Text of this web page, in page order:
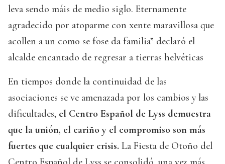
leva sendo máis de medio siglo. Eternamente
agradecido por atoparme con xente maravillosa que
acollen a un como se fose da familia” declaró el
alcalde encantado de regresar a tierras helvéticas
En tiempos donde la continuidad de las
asociaciones se ve amenazada por los cambios y las
dificultades, el Centro Español de Lyss demuestra
que la unión, el cariño y el compromiso son más
fuertes que cualquier crisis. La Fiesta de Otoño del